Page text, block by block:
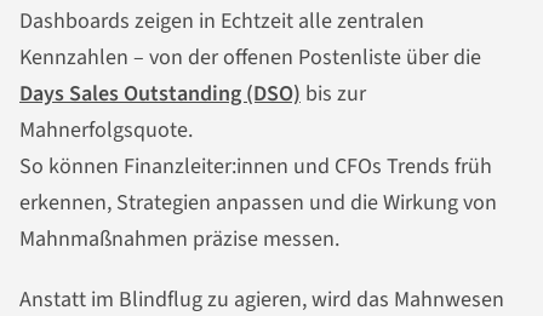
Dashboards zeigen in Echtzeit alle zentralen
Kennzahlen – von der offenen Postenliste über die
Days Sales Outstanding (DSO) bis zur
Mahnerfolgsquote.
So können Finanzleiter:innen und CFOs Trends früh
erkennen, Strategien anpassen und die Wirkung von
Mahnmaßnahmen präzise messen.
Anstatt im Blindflug zu agieren, wird das Mahnwesen